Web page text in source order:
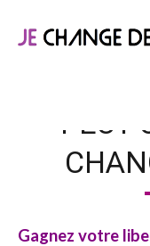
Gagnez votre